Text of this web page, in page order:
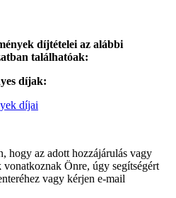
díjtételei az alábbi
találhatóak:
díjak:
díjai
hogy az adott hozzájárulás vagy
Önre, úgy segítségért
vagy kérjen e-mail